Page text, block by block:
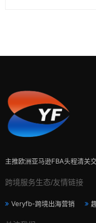
主推欧洲亚马逊FBA头程清关
跨境服务生态/友情链接
Veryfb-跨境出海营销